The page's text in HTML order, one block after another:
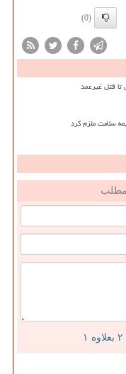
(0)
تا قتل غیرعمد
سلامت ملزم کرد
مطلب